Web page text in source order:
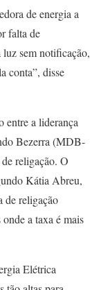
de energia a
falta de
luz sem notificação,
conta”, disse
entre a liderança
Bezerra (MDB-
religação. O
Kátia Abreu,
de religação
a taxa é mais
Elétrica